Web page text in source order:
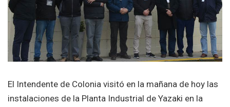
El Intendente de Colonia visitó en la mañana de hoy las
instalaciones de la Planta Industrial de Yazaki en la